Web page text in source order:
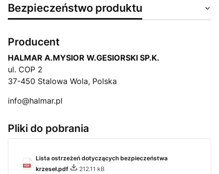
Bezpieczeństwo produktu
Producent
HALMAR A.MYSIOR W.GESIORSKI SP.K.
ul. COP 2
37-450 Stalowa Wola, Polska
info@halmar.pl
Pliki do pobrania
Lista ostrzeżeń dotyczących bezpieczeństwa
krzeseł.pdf
212.11 kB